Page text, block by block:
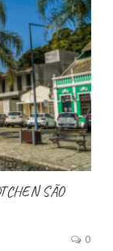
SÃO
0